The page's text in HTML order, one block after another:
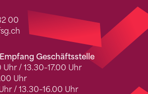
00
Geschäftsstelle
/ 13.30–17.00 Uhr
Uhr
/ 13.30–16.00 Uhr